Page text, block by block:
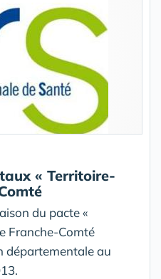
« Territoire-
du pacte «
Franche-Comté
départementale au